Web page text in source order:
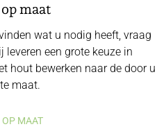
maat
wat u nodig heeft, vraag
een grote keuze in
hout bewerken naar de door u
maat.
OP MAAT